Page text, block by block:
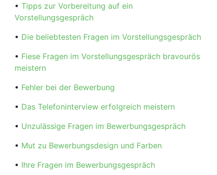
• Tipps zur Vorbereitung auf ein
Vorstellungsgespräch
• Die beliebtesten Fragen im Vorstellungsgespräch
• Fiese Fragen im Vorstellungsgespräch bravourös
meistern
• Fehler bei der Bewerbung
• Das Telefoninterview erfolgreich meistern
• Unzulässige Fragen im Bewerbungsgespräch
• Mut zu Bewerbungsdesign und Farben
• Ihre Fragen im Bewerbungsgespräch